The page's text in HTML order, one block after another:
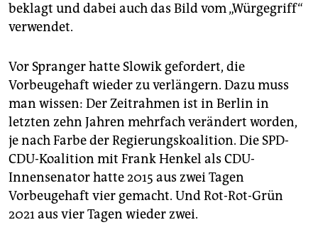
beklagt und dabei auch das Bild vom „Würgegriff“
verwendet.
Vor Spranger hatte Slowik gefordert, die
Vorbeugehaft wieder zu verlängern. Dazu muss
man wissen: Der Zeitrahmen ist in Berlin in
letzten zehn Jahren mehrfach verändert worden,
je nach Farbe der Regierungskoalition. Die SPD-
CDU-Koalition mit Frank Henkel als CDU-
Innensenator hatte 2015 aus zwei Tagen
Vorbeugehaft vier gemacht. Und Rot-Rot-Grün
2021 aus vier Tagen wieder zwei.